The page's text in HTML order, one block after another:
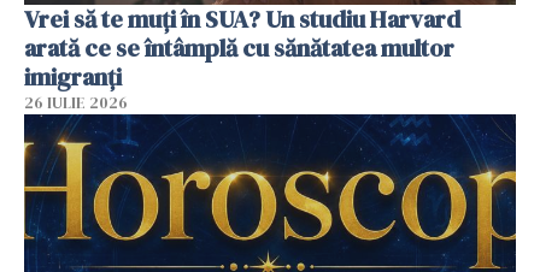
Vrei să te muți în SUA? Un studiu Harvard
arată ce se întâmplă cu sănătatea multor
imigranți
26 IULIE 2026